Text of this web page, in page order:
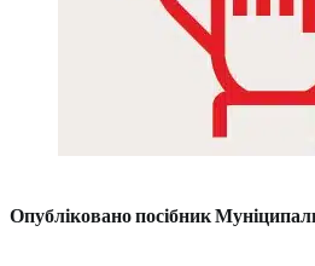
Опубліковано посібник